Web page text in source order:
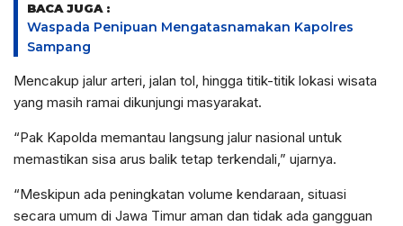
BACA JUGA :
Waspada Penipuan Mengatasnamakan Kapolres
Sampang
Mencakup jalur arteri, jalan tol, hingga titik-titik lokasi wisata
yang masih ramai dikunjungi masyarakat.
“Pak Kapolda memantau langsung jalur nasional untuk
memastikan sisa arus balik tetap terkendali,” ujarnya.
“Meskipun ada peningkatan volume kendaraan, situasi
secara umum di Jawa Timur aman dan tidak ada gangguan